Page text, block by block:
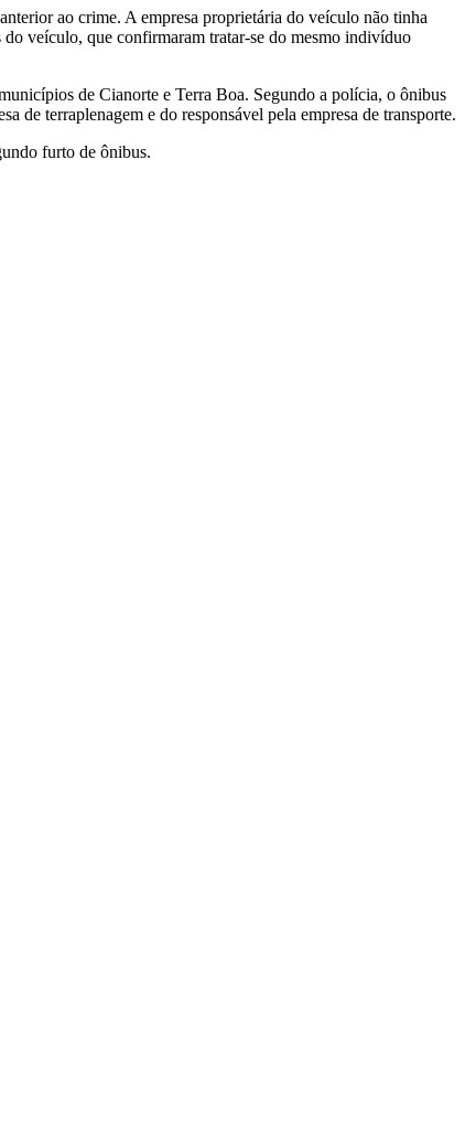
ao crime. A empresa proprietária do veículo não tinha
veículo, que confirmaram tratar-se do mesmo indivíduo
de Cianorte e Terra Boa. Segundo a polícia, o ônibus
de terraplenagem e do responsável pela empresa de transporte.
furto de ônibus.